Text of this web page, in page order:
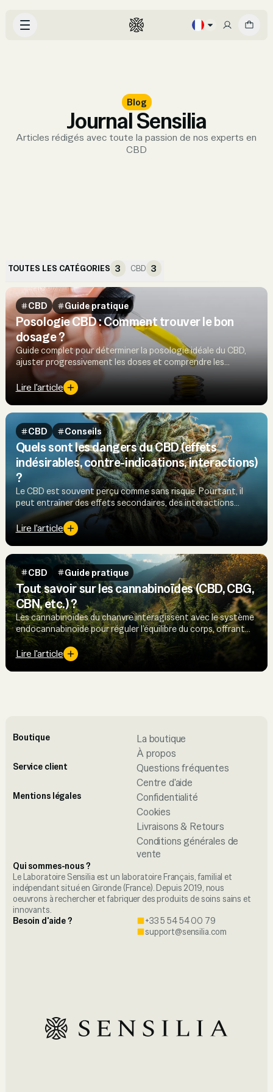
Blog
Journal Sensilia
Articles rédigés avec toute la passion de nos experts en
CBD
TOUTES LES CATÉGORIES 3 CBD 3
CBD Guide pratique
Posologie CBD : Comment trouver le bon
dosage ?
Guide complet pour déterminer la posologie idéale du CBD,
ajuster progressivement les doses et comprendre les
facteurs influençant ses effets selon votre profil
Lire l'article
CBD Conseils
Quels sont les dangers du CBD (effets
indésirables, contre-indications, interactions)
?
Le CBD est souvent perçu comme sans risque. Pourtant, il
peut entraîner des effets secondaires, des interactions
médicamenteuses et des contre-indications à connaître.
Lire l'article
CBD Guide pratique
Tout savoir sur les cannabinoïdes (CBD, CBG,
CBN, etc.) ?
Les cannabinoïdes du chanvre interagissent avec le système
endocannabinoïde pour réguler l’équilibre du corps, offrant
des perspectives prometteuses en santé et bien-être.
Lire l'article
Boutique
La boutique
À propos
Service client
Questions fréquentes
Centre d'aide
Mentions légales
Confidentialité
Cookies
Livraisons & Retours
Conditions générales de
vente
Qui sommes-nous ?
Le Laboratoire Sensilia est un laboratoire Français, familial et
indépendant situé en Gironde (France). Depuis 2019, nous
oeuvrons à rechercher et fabriquer des produits de soins sains et
innovants.
Besoin d'aide ?
+33 5 54 54 00 79
support@sensilia.com